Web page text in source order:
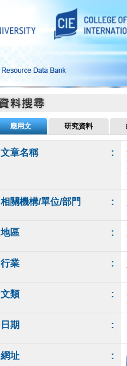
應用文 研究資料
文章名稱 :
相關機構/單位/部門 :
地區 :
行業 :
文類 :
日期 :
網址 :